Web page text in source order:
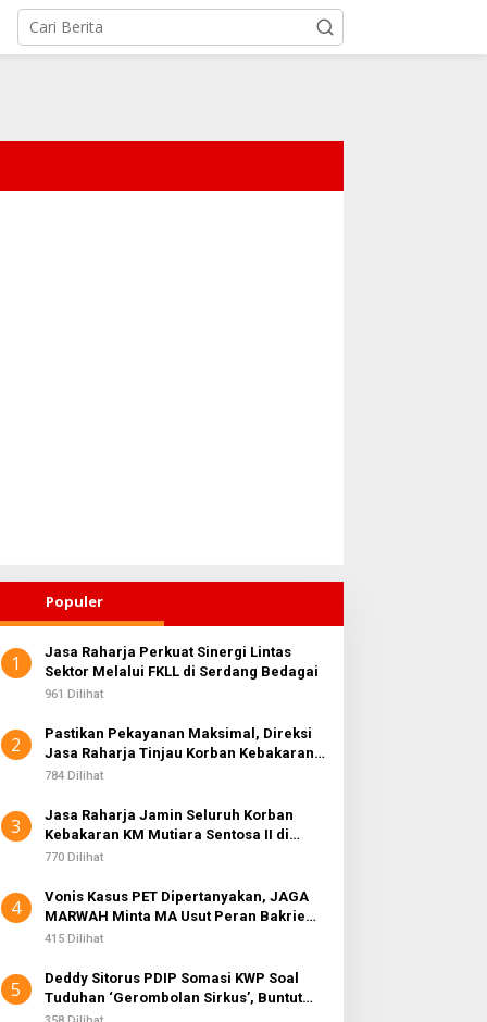
Kepulauan Nias Siap
Program Berkantor
Sosialisasi Wasbang di
Perjuangkan Ruang Bermain
Anak
Populer
1
Jasa Raharja Perkuat Sinergi Lintas
Sektor Melalui FKLL di Serdang Bedagai
961 Dilihat
2
Pastikan Pekayanan Maksimal, Direksi
Jasa Raharja Tinjau Korban Kebakaran
KM Mutiara Sentosa II
784 Dilihat
3
Jasa Raharja Jamin Seluruh Korban
Kebakaran KM Mutiara Sentosa II di
Perairan Sumenep
770 Dilihat
4
Vonis Kasus PET Dipertanyakan, JAGA
MARWAH Minta MA Usut Peran Bakrie
Group
415 Dilihat
5
Deddy Sitorus PDIP Somasi KWP Soal
Tuduhan ‘Gerombolan Sirkus’, Buntut
Rapat Komisi II Dipimpin Sufmi Dasco